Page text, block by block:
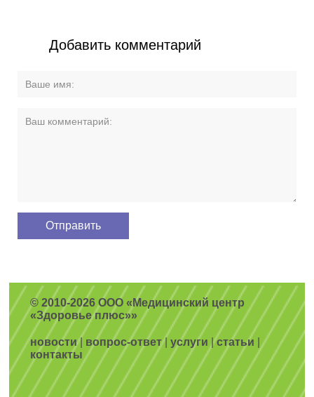
Добавить комментарий
© 2010-2026 ООО «Медицинский центр
«Здоровье плюс»»
новости| вопрос-ответ|услуги |статьи
контакты